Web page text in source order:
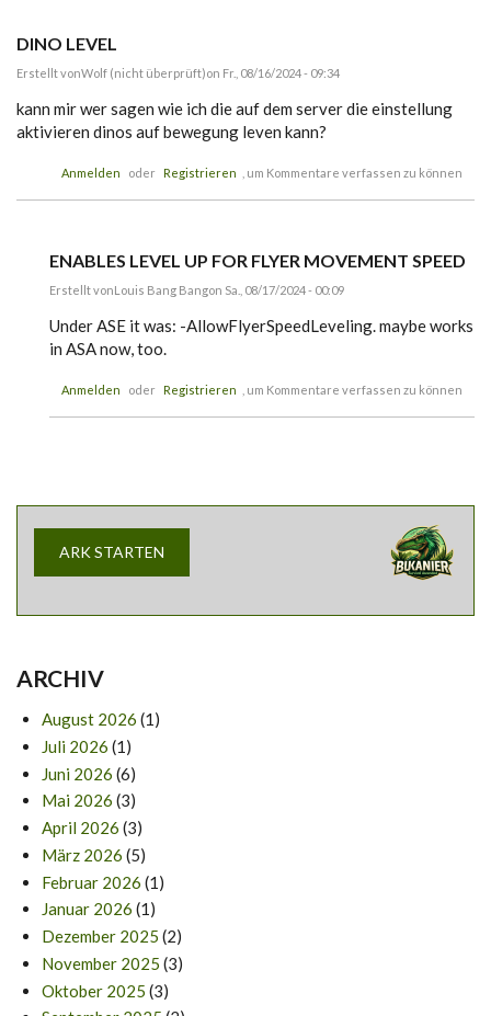
r
r
t
DINO LEVEL
Erstellt vonWolf (nicht überprüft)on Fr., 08/16/2024 - 09:34
kann mir wer sagen wie ich die auf dem server die einstellung
aktivieren dinos auf bewegung leven kann?
Anmelden oder Registrieren , um Kommentare verfassen zu können
ENABLES LEVEL UP FOR FLYER MOVEMENT SPEED
Erstellt vonLouis Bang Bangon Sa., 08/17/2024 - 00:09
n
w
a
n
v
W
o
f
n
c
h
ü
b
e
r
r
ü
t
Under ASE it was: -AllowFlyerSpeedLeveling. maybe works
in ASA now, too.
Anmelden oder Registrieren , um Kommentare verfassen zu können
ARK STARTEN
ARCHIV
August 2026 (1)
Juli 2026 (1)
Juni 2026 (6)
Mai 2026 (3)
April 2026 (3)
März 2026 (5)
Februar 2026 (1)
Januar 2026 (1)
Dezember 2025 (2)
November 2025 (3)
Oktober 2025 (3)